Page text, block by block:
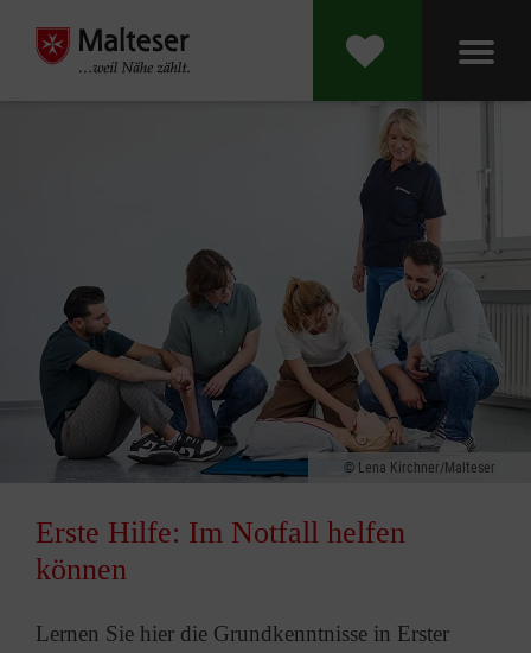
Lena Kirchner/Malteser
Erste Hilfe: Im Notfall helfen
können
Lernen Sie hier die Grundkenntnisse in Erster